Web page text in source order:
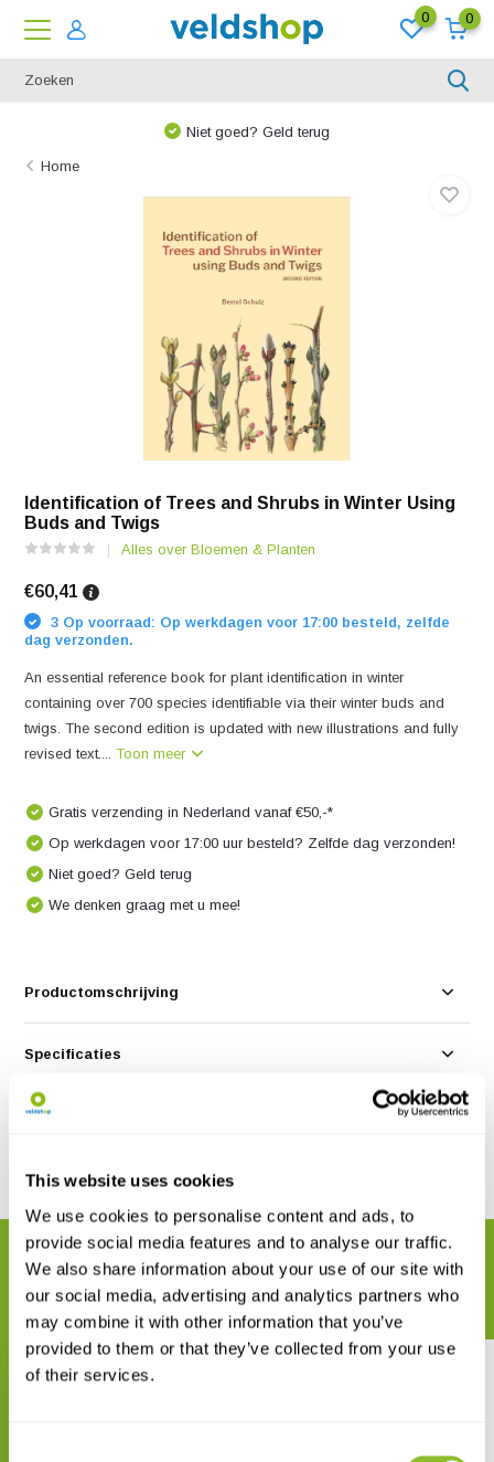
This website uses cookies
We use cookies to personalise content and ads, to
provide social media features and to analyse our traffic.
We also share information about your use of our site with
our social media, advertising and analytics partners who
may combine it with other information that you’ve
provided to them or that they’ve collected from your use
of their services.
0 0
Niet goed? Geld terug
Home
Identification of Trees and Shrubs in Winter Using
Buds and Twigs
Alles over Bloemen & Planten
€60,41
3 Op voorraad: Op werkdagen voor 17:00 besteld, zelfde
dag verzonden.
An essential reference book for plant identification in winter
containing over 700 species identifiable via their winter buds and
twigs. The second edition is updated with new illustrations and fully
revised text....Toon meer
Gratis verzending in Nederland vanaf €50,-*
Op werkdagen voor 17:00 uur besteld? Zelfde dag verzonden!
Niet goed? Geld terug
We denken graag met u mee!
Productomschrijving
Specificaties
Reviews
Delen
GERELATEERDE PRODUCTEN
Maak uw bestelling compleet